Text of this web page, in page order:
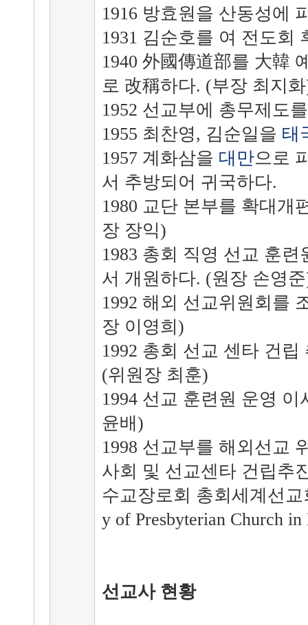
1916 방효원을 산동성에
1931 김순호를 여 전도회
1940 外國傳道部를 大韓
로 改稱하다. (부장 최지
1952 선교부에 총무제도
1955 최찬영, 김순일을 태
1957 계화삼을 대만으로
서 추방되어 귀국하다.
1980 교단 본부를 확대개
장 장익)
1983 총회 직영 선교 훈
서 개원하다. (원장 손영
1992 해외 선교위원회를
장 이영희)
1992 총회 선교 센타 건
(위원장 최훈)
1994 선교 훈련원 운영
윤배)
1998 선교부를 해외선교
사회 및 선교센타 건립추
수교장로회 총회세계선교
y of Presbyterian Church
선교사 현황